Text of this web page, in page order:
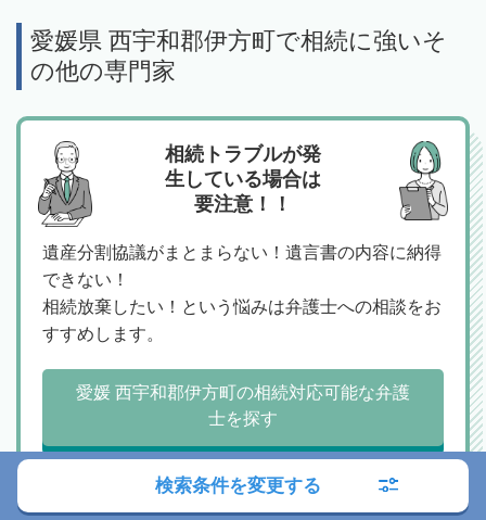
愛媛県 西宇和郡伊方町で相続に強いそ
の他の専門家
相続トラブルが発
生している場合は
要注意！！
遺産分割協議がまとまらない！遺言書の内容に納得
できない！
相続放棄したい！という悩みは弁護士への相談をお
すすめします。
愛媛 西宇和郡伊方町の相続対応可能な弁護
士を探す
検索条件を変更する